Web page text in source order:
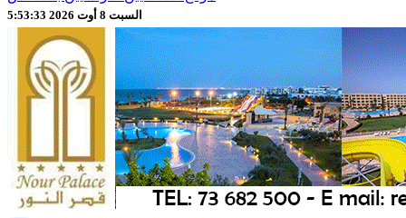
السبت 8 أوت 2026 5:53:35